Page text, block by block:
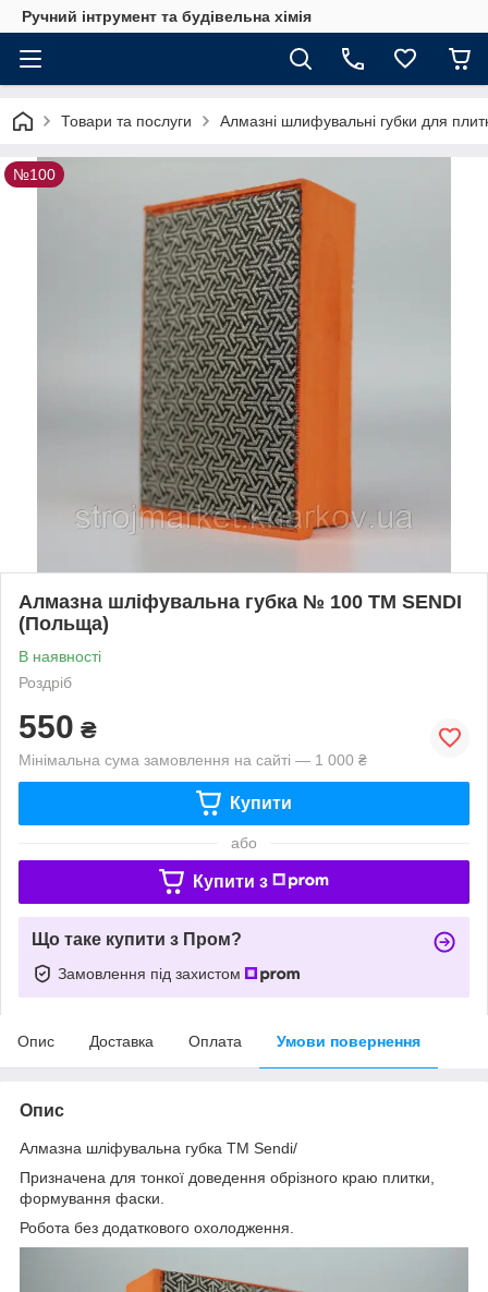
Ручний інтрумент та будівельна хімія
Товари та послуги Алмазні шлифувальні губки для
№100
Алмазна шліфувальна губка № 100 ТМ SENDI
(Польща)
В наявності
Роздріб
550 ₴
Мінімальна сума замовлення на сайті — 1 000 ₴
Купити
або
Купити з
Що таке купити з Пром?
Замовлення під захистом
Опис Доставка Оплата Умови повернення
Опис
Алмазна шліфувальна губка TM Sendi/
Призначена для тонкої доведення обрізного краю плитки,
формування фаски.
Робота без додаткового охолодження.